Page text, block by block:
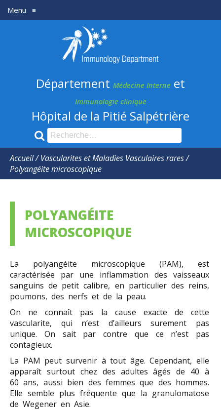
Département
médecine
Interne
et
Immunologie
clinique
Département Médecine Interne et
Immunologie clinique
Hôpital de la Pitié Salpétrière
Recherche
pour
:
Menu ≡
Accueil/Vascularites et Maladies Vasculaires rares/
Polyangéite microscopique
POLYANGÉITE
MICROSCOPIQUE
La polyangéite microscopique (PAM), est
caractérisée par une inflammation des vaisseaux
sanguins de petit calibre, en particulier des reins,
poumons, des nerfs et de la peau.
On ne connaît pas la cause exacte de cette
vascularite, qui n’est d’ailleurs surement pas
unique. On sait par contre que ce n’est pas
contagieux.
La PAM peut survenir à tout âge. Cependant, elle
apparaît surtout chez des adultes âgés de 40 à
60 ans, aussi bien des femmes que des hommes.
Elle semble plus fréquente que la granulomatose
de Wegener en Asie.